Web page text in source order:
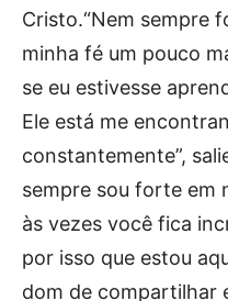
Cristo.“Nem sempre
minha fé um pouco
se eu estivesse
Ele está me
constantemente”,
sempre sou forte em
às vezes você fica
por isso que estou
dom de compartilhar